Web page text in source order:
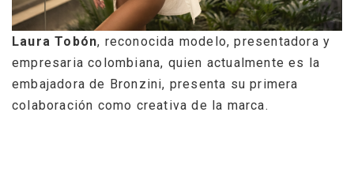
Laura Tobón, reconocida modelo, presentadora y
empresaria colombiana, quien actualmente es la
embajadora de Bronzini, presenta su primera
colaboración como creativa de la marca.